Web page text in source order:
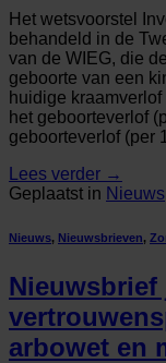
Het wetsvoorstel
behandeld in de
van de WIEG, die
geboorte van een
huidige
het geboorteverlof
geboorteverlof (per
Lees verder →
Geplaatst in Nieuws
Nieuws, Nieuwsbrieven,
arbowet en